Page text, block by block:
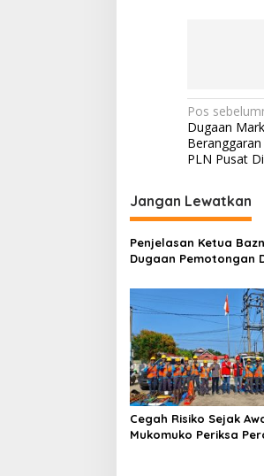
N
a
v
i
g
a
s
i
p
o
s
Pos
Dugaan
PLN Pusat
Jangan Lewatkan
Penjelasan Ketua
Dugaan Pemotongan
Tidak Benar
Cegah Risiko Sejak
Mukomuko Periksa